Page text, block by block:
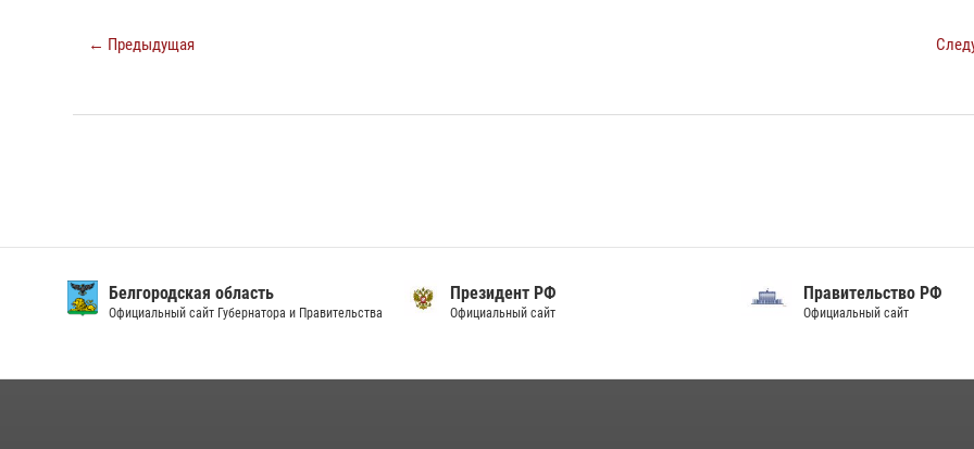
← Предыдущая
Белгородская область
Официальный сайт Губернатора и Правительства
Президент РФ
Официальный сайт
Правительство РФ
Официальный сайт